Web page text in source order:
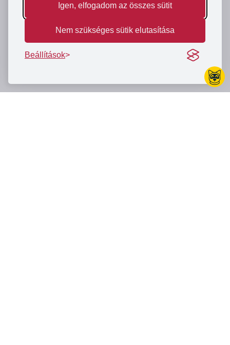
Igen, elfogadom az összes sütit
Nem szükséges sütik elutasítása
Beállítások